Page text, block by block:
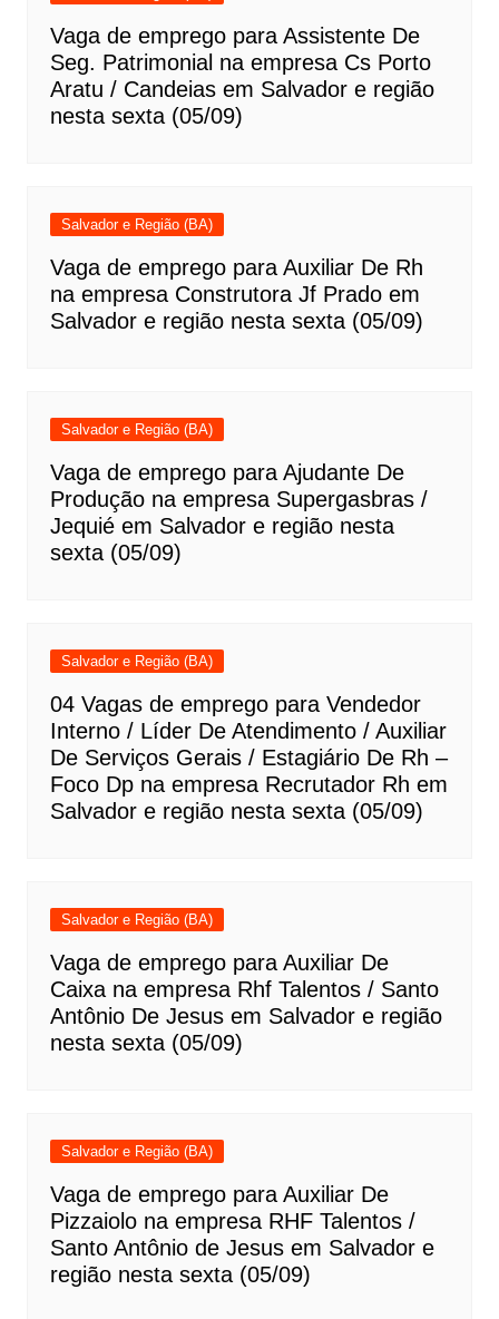
Vaga de emprego para Assistente De
Seg. Patrimonial na empresa Cs Porto
Aratu / Candeias em Salvador e região
nesta sexta (05/09)
Salvador e Região (BA)
Vaga de emprego para Auxiliar De Rh
na empresa Construtora Jf Prado em
Salvador e região nesta sexta (05/09)
Salvador e Região (BA)
Vaga de emprego para Ajudante De
Produção na empresa Supergasbras /
Jequié em Salvador e região nesta
sexta (05/09)
Salvador e Região (BA)
04 Vagas de emprego para Vendedor
Interno / Líder De Atendimento / Auxiliar
De Serviços Gerais / Estagiário De Rh –
Foco Dp na empresa Recrutador Rh em
Salvador e região nesta sexta (05/09)
Salvador e Região (BA)
Vaga de emprego para Auxiliar De
Caixa na empresa Rhf Talentos / Santo
Antônio De Jesus em Salvador e região
nesta sexta (05/09)
Salvador e Região (BA)
Vaga de emprego para Auxiliar De
Pizzaiolo na empresa RHF Talentos /
Santo Antônio de Jesus em Salvador e
região nesta sexta (05/09)